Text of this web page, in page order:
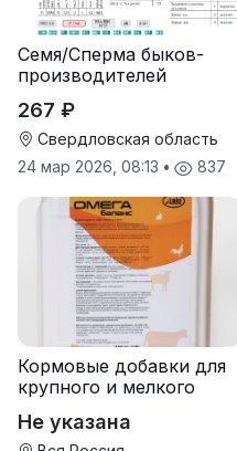
Семя/Сперма быков-
производителей
267 ₽
Свердловская область
24 мар 2026, 08:13 • 837
Кормовые добавки для
крупного и мелкого
Не указана